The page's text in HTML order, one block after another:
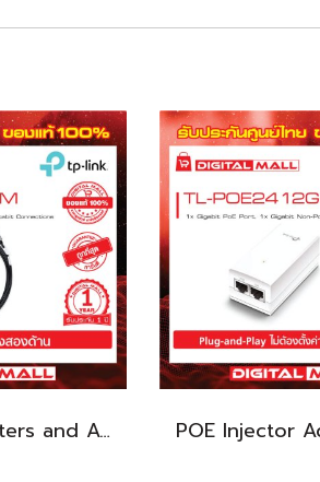
Media Converters and Accessories TP-LINK TXC432-CU1M สายต่อ SFP+ โดยตรง รับประกันตลอดอายุการใช้งาน